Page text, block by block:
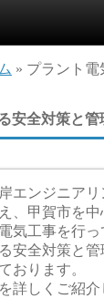
» プラント
安全対策と管
エンジニアリ
、甲賀市を
気工事を行っ
安全対策と
おります。
詳しくご紹